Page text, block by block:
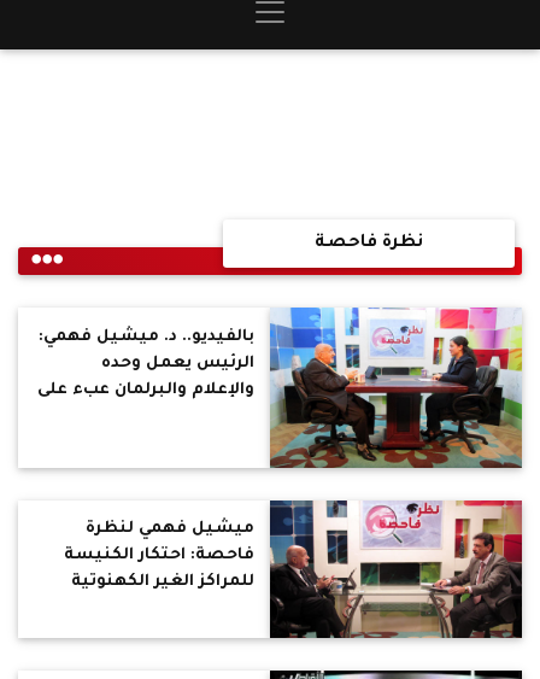
نظرة فاحصة
بالفيديو.. د. ميشيل فهمي:
الرئيس يعمل وحده
والإعلام والبرلمان عبء على
ميشيل فهمي لنظرة
فاحصة: احتكار الكنيسة
للمراكز الغير الكهنوتية